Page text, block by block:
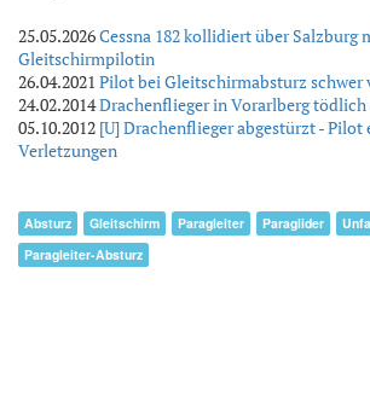
25.05.2026Cessna 182 kollidiert über Salzburg
Gleitschirmpilotin
26.04.2021 Pilot bei Gleitschirmabsturz schwer
24.02.2014Drachenflieger in Vorarlberg
05.10.2012 [U] Drachenflieger abgestürzt - Pilot
Verletzungen
Absturz Gleitschirm Paragleiter Paraglider
Paragleiter-Absturz